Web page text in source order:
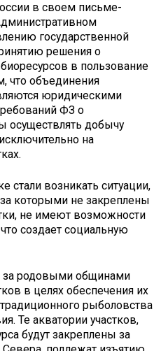
в своем письме-
государственной
решения о
в пользование
что объединения
юридическими
ФЗ о
осуществлять добычу
на
стали возникать ситуации,
которыми не закреплены
не имеют возможности
создает социальную
за родовыми общинами
в целях обеспечения их
рыболовства
Те акватории участков,
будут закреплены за